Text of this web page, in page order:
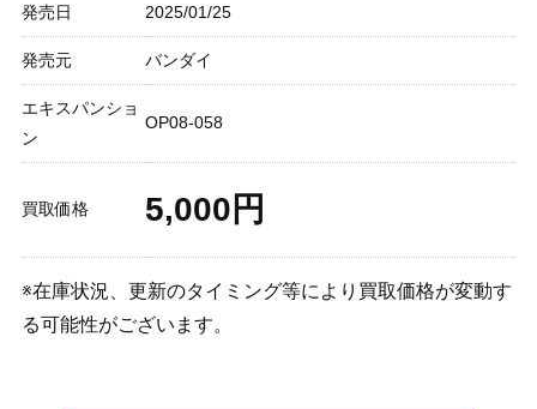
発売日 2025/01/25
発売元 バンダイ
エキスパンショ
ン
OP08-058
買取価格 5,000円
※在庫状況、更新のタイミング等により買取価格が変動す
る可能性がございます。